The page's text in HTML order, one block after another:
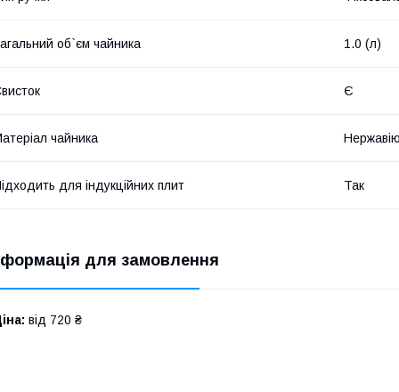
об`єм чайника 1.0 (л)
Є
чайника
для індукційних плит Так
для замовлення
від 720 ₴